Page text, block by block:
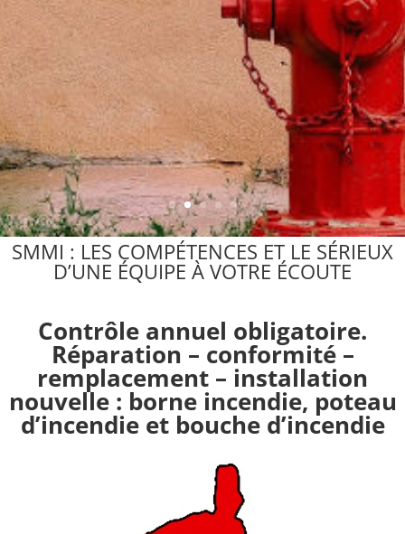
SMMI : LES COMPÉTENCES ET LE SÉRIEUX
D’UNE ÉQUIPE À VOTRE ÉCOUTE
Contrôle annuel obligatoire.
Réparation – conformité –
remplacement – installation
nouvelle : borne incendie, poteau
d’incendie et bouche d’incendie